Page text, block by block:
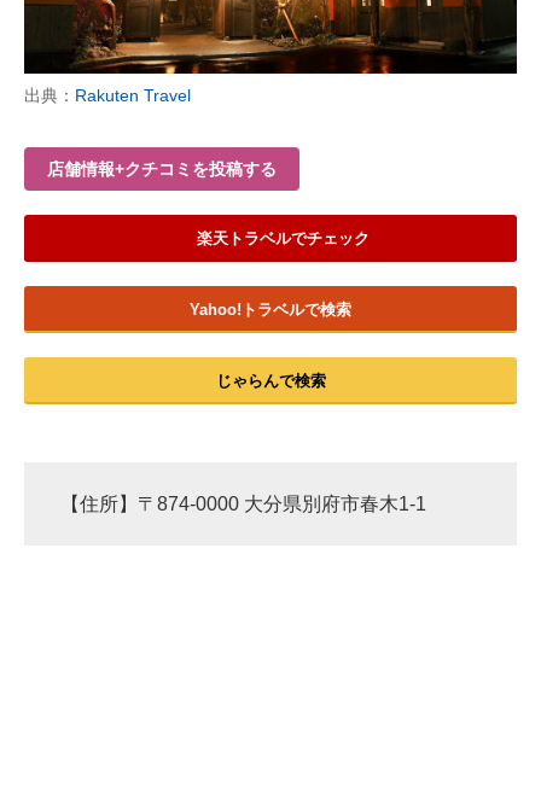
AI活用のいまが分かる
マーケ×ITの今がよく分かる
ITエンジニア向け専門サイト
企業向けIT製品の総合サイト
製造業のIT導入・活用を支援
エレクトロニクス専門サイト
出典： Rakuten Travel
店舗情報+クチコミを投稿する
楽天トラベルでチェック
Yahoo!トラベルで検索
じゃらんで検索
【住所】〒874-0000 大分県別府市春木1-1